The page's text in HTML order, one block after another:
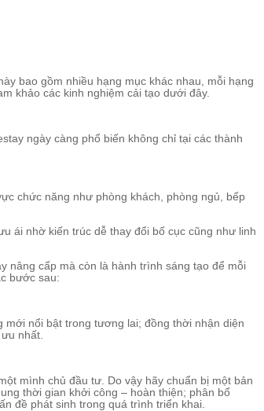
bao gồm nhiều hạng mục khác nhau, mỗi hạng
khảo các kinh nghiệm cải tạo dưới đây.
ngày càng phổ biến không chỉ tại các thành
chức năng như phòng khách, phòng ngủ, bếp
ái nhờ kiến trúc dễ thay đổi bố cục cũng như linh
nâng cấp mà còn là hành trình sáng tạo để mỗi
bước sau:
nổi bật trong tương lai; đồng thời nhận diện
nhất.
mình chủ đầu tư. Do vậy hãy chuẩn bị một bản
thời gian khởi công – hoàn thiện; phân bổ
đề phát sinh trong quá trình triển khai.